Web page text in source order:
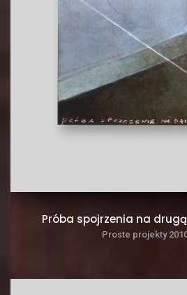
Próba spojrzenia na
Proste projekty